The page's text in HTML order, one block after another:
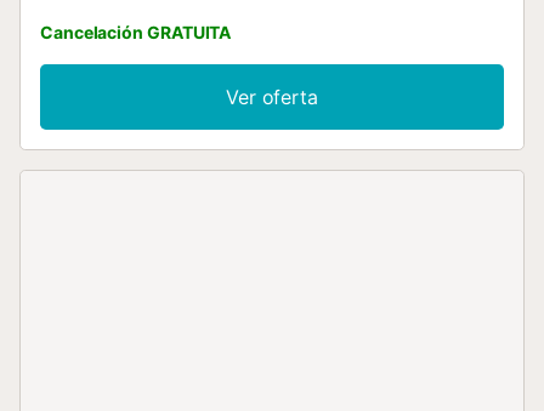
dorm. con 2 camas (90 cm, 200 cm de longitud). Pequeña
cocina abierta (horno, 4 placas de vitrocerámica,
microondas, congelador, cafetera eléctrica). Ducha/WC.
Terraza grande parcialmente cubierta. Muebles de terraza.
Vista panorámica espléndida al mar y al paisaje. El
Cancelación GRATUITA
Ver oferta